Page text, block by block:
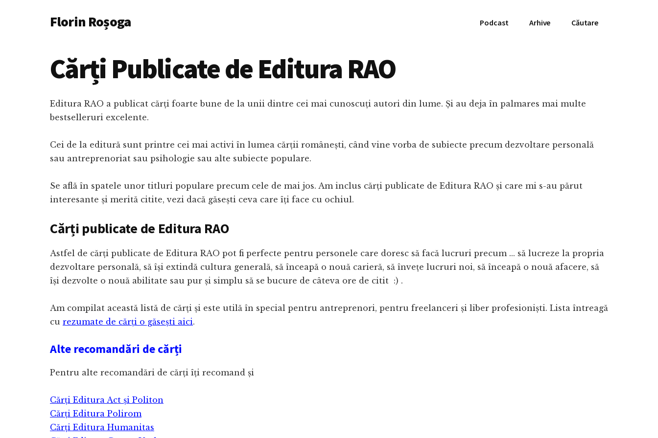
AdditionalFlorin Roșoga Podcast Arhive Căutare
Cărți Publicate de Editura RAO
Editura RAO a publicat cărți foarte bune de la unii dintre cei mai cunoscuți autori din lume. Și au deja în palmares mai multe
bestselleruri excelente.
Cei de la editură sunt printre cei mai activi în lumea cărții românești, când vine vorba de subiecte precum dezvoltare personală
sau antreprenoriat sau psihologie sau alte subiecte populare.
Se află în spatele unor titluri populare precum cele de mai jos. Am inclus cărți publicate de Editura RAO și care mi s-au părut
interesante și merită citite, vezi dacă găsești ceva care îți face cu ochiul.
Cărți publicate de Editura RAO
Astfel de cărți publicate de Editura RAO pot fi perfecte pentru personele care doresc să facă lucruri precum ... să lucreze la propria
dezvoltare personală, să își extindă cultura generală, să înceapă o nouă carieră, să învețe lucruri noi, să înceapă o nouă afacere, să
își dezvolte o nouă abilitate sau pur și simplu să se bucure de câteva ore de citit :) .
Am compilat această listă de cărți și este utilă în special pentru antreprenori, pentru freelanceri și liber profesioniști. Lista întreagă
cu rezumate de cărți o găsești aici.
Alte recomandări de cărți
Pentru alte recomandări de cărți îți recomand și
Cărți Editura Act și Politon
Cărți Editura Polirom
Cărți Editura Humanitas